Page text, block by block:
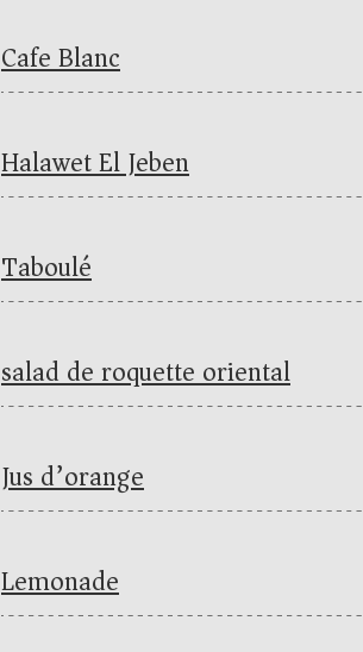
Cafe Blanc
Halawet El Jeben
Taboulé
salad de roquette oriental
Jus d’orange
Lemonade